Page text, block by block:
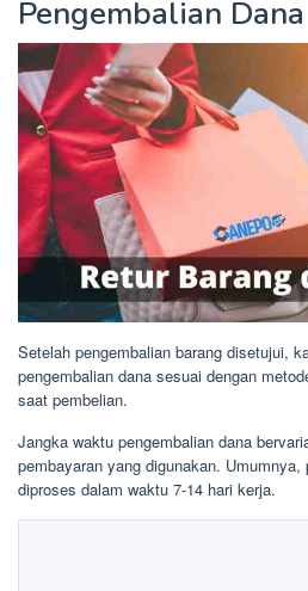
Pengembalian Dana
Setelah pengembalian barang disetujui,
pengembalian dana sesuai dengan
saat pembelian.
Jangka waktu pengembalian dana
pembayaran yang digunakan. Umumnya,
diproses dalam waktu 7-14 hari kerja.